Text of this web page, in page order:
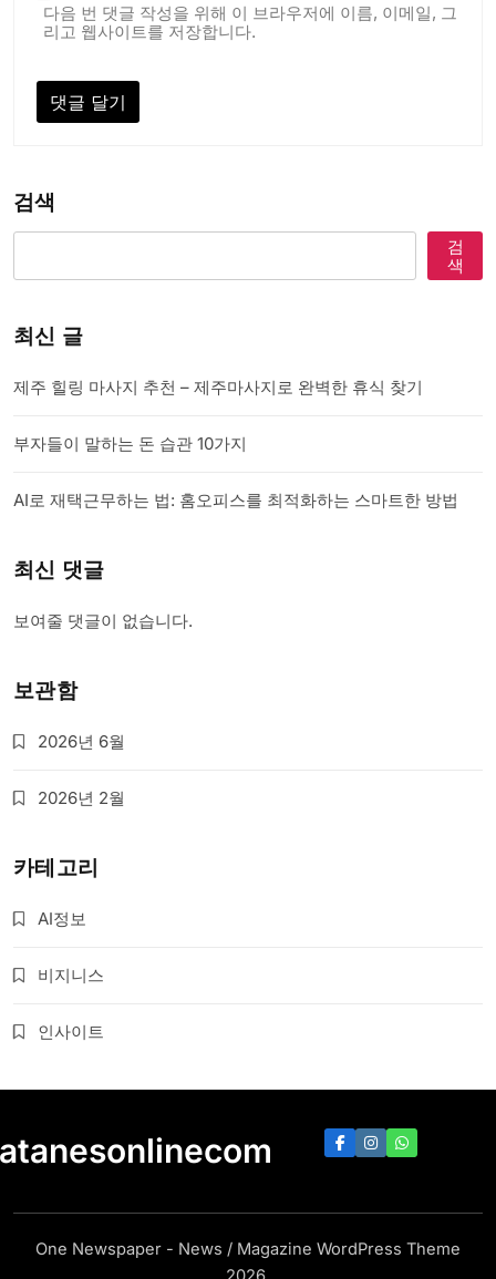
다음 번 댓글 작성을 위해 이 브라우저에 이름, 이메일, 그
리고 웹사이트를 저장합니다.
검색
검
색
최신 글
제주 힐링 마사지 추천 – 제주마사지로 완벽한 휴식 찾기
부자들이 말하는 돈 습관 10가지
AI로 재택근무하는 법: 홈오피스를 최적화하는 스마트한 방법
최신 댓글
보여줄 댓글이 없습니다.
보관함
2026년 6월
2026년 2월
카테고리
AI정보
비지니스
인사이트
One Newspaper - News / Magazine WordPress Theme